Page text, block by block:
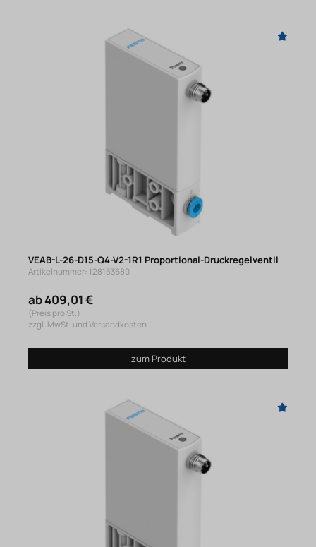
VEAB-L-26-D15-Q4-V2-1R1 Proportional-Druckregelventil
Artikelnummer: 128153680
ab 409,01 €
(Preis pro St.)
zzgl. MwSt. und Versandkosten
zum Produkt